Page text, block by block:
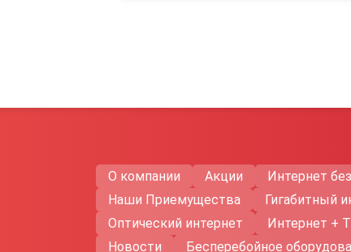
О компании Акции
Интернет
Наши Приемущества
Гигабитный
Оптический интернет
Интернет +
Новости
Бесперебойное